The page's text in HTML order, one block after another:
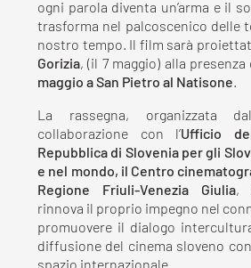
ogni parola diventa un’arma e il
trasforma nel palcoscenico delle
nostro tempo. Il film sarà
Gorizia, (il 7 maggio) alla
maggio a San Pietro al Natisone.
La rassegna, organizzata
collaborazione con l’Ufficio
Repubblica di Slovenia per gli
e nel mondo, il Centro
Regione Friuli-Venezia Giulia,
rinnova il proprio impegno nel
promuovere il dialogo
diffusione del cinema sloveno